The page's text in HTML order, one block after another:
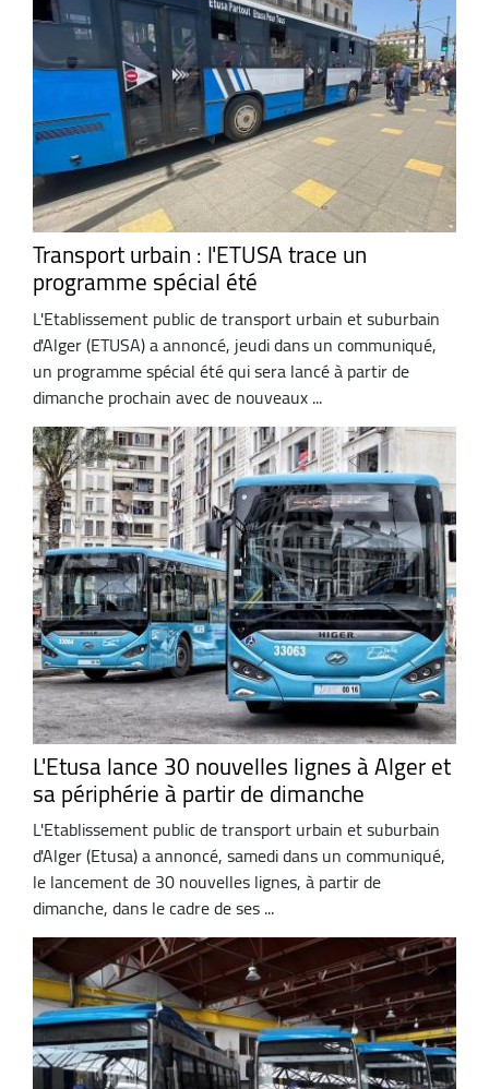
Transport urbain : l'ETUSA trace un
programme spécial été
L'Etablissement public de transport urbain et suburbain
d'Alger (ETUSA) a annoncé, jeudi dans un communiqué,
un programme spécial été qui sera lancé à partir de
dimanche prochain avec de nouveaux ...
L'Etusa lance 30 nouvelles lignes à Alger et
sa périphérie à partir de dimanche
L'Etablissement public de transport urbain et suburbain
d'Alger (Etusa) a annoncé, samedi dans un communiqué,
le lancement de 30 nouvelles lignes, à partir de
dimanche, dans le cadre de ses ...